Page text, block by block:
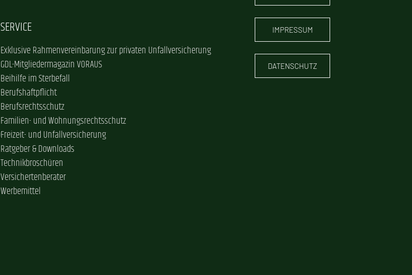
SERVICE
Exklusive Rahmenvereinbarung zur privaten Unfallversicherung
GDL-Mitgliedermagazin VORAUS
Beihilfe im Sterbefall
Berufshaftpflicht
Berufsrechtsschutz
Familien- und Wohnungsrechtsschutz
Freizeit- und Unfallversicherung
Ratgeber & Downloads
Technikbroschüren
Versichertenberater
Werbemittel
IMPRESSUM
DATENSCHUTZ